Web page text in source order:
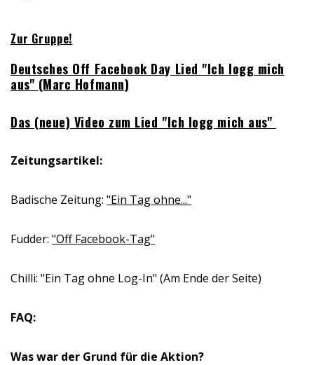
Zur Gruppe!
Deutsches Off Facebook Day Lied "Ich logg mich
aus" (Marc Hofmann)
Das (neue) Video zum Lied "Ich logg mich aus"
Zeitungsartikel:
Badische Zeitung: "Ein Tag ohne..."
Fudder: "Off Facebook-Tag"
Chilli: "Ein Tag ohne Log-In" (Am Ende der Seite)
FAQ:
Was war der Grund für die Aktion?